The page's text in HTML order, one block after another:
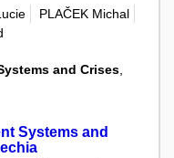
PLAČEK Michal
and Crises
Systems and